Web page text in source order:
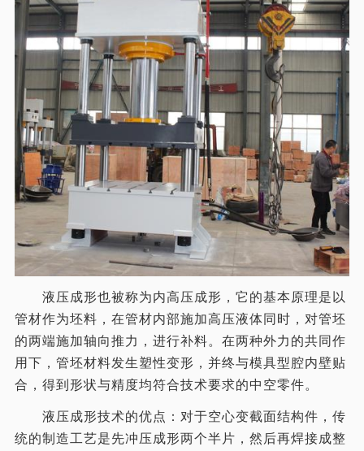
液压成形也被称为内高压成形，它的基本原理是以
管材作为坯料，在管材内部施加高压液体同时，对管坯
的两端施加轴向推力，进行补料。在两种外力的共同作
用下，管坯材料发生塑性变形，并终与模具型腔内壁贴
合，得到形状与精度均符合技术要求的中空零件。
液压成形技术的优点：对于空心变截面结构件，传
统的制造工艺是先冲压成形两个半片，然后再焊接成整